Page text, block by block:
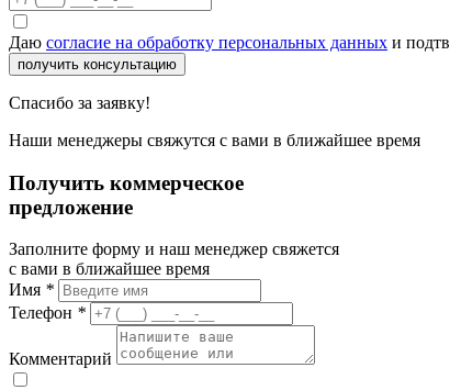
Даю согласие на обработку персональных данных и
получить консультацию
Спасибо за заявку!
Наши менеджеры свяжутся с вами в ближайшее время
Получить коммерческое
предложение
Заполните форму и наш менеджер свяжется
с вами в ближайшее время
Имя *
Телефон *
Комментарий